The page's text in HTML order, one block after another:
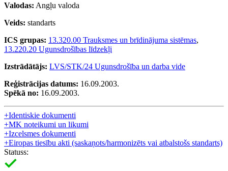
Valodas: Angļu valoda
Veids: standarts
ICS grupas: 13.320.00 Trauksmes un brīdinājuma sistēmas,
13.220.20 Ugunsdrošības līdzekļi
Izstrādātājs: LVS/STK/24 Ugunsdrošība un darba vide
Reģistrācijas datums: 16.09.2003.
Spēkā no: 16.09.2003.
+Identiskie dokumenti
+MK noteikumi un likumi
+Izcelsmes dokumenti
+Eiropas tiesību akti (saskaņots/harmonizēts vai atbalstošs standarts)
Statuss: